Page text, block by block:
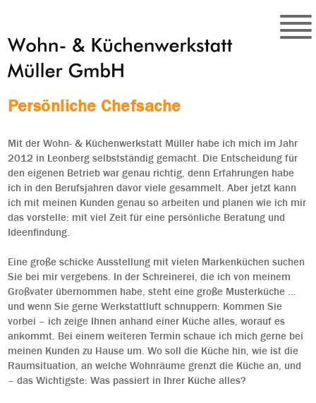
Persönliche Chefsache
Mit der Wohn- & Küchenwerkstatt Müller habe ich mich im Jahr
2012 in Leonberg selbstständig gemacht. Die Entscheidung für
den eigenen Betrieb war genau richtig, denn Erfahrungen habe
ich in den Berufsjahren davor viele gesammelt. Aber jetzt kann
ich mit meinen Kunden genau so arbeiten und planen wie ich mir
das vorstelle: mit viel Zeit für eine persönliche Beratung und
Ideenfindung.
Eine große schicke Ausstellung mit vielen Markenküchen suchen
Sie bei mir vergebens. In der Schreinerei, die ich von meinem
Großvater übernommen habe, steht eine große Musterküche …
und wenn Sie gerne Werkstattluft schnuppern: Kommen Sie
vorbei – ich zeige Ihnen anhand einer Küche alles, worauf es
ankommt. Bei einem weiteren Termin schaue ich mich gerne bei
meinen Kunden zu Hause um. Wo soll die Küche hin, wie ist die
Raumsituation, an welche Wohnräume grenzt die Küche an, und
– das Wichtigste: Was passiert in Ihrer Küche alles?